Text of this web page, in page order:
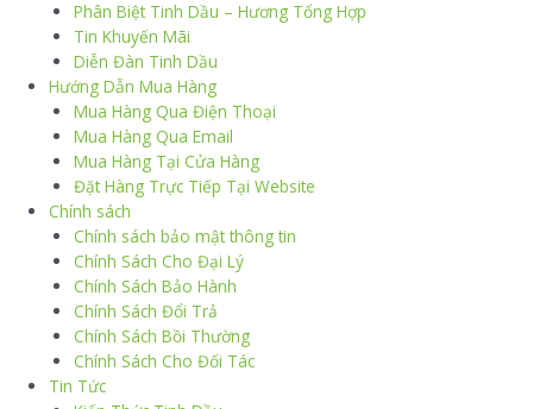
Phân Biệt Tinh Dầu – Hương Tổng Hợp
Tin Khuyến Mãi
Diễn Đàn Tinh Dầu
Hướng Dẫn Mua Hàng
Mua Hàng Qua Điện Thoại
Mua Hàng Qua Email
Mua Hàng Tại Cửa Hàng
Đặt Hàng Trực Tiếp Tại Website
Chính sách
Chính sách bảo mật thông tin
Chính Sách Cho Đại Lý
Chính Sách Bảo Hành
Chính Sách Đổi Trả
Chính Sách Bồi Thường
Chính Sách Cho Đối Tác
Tin Tức